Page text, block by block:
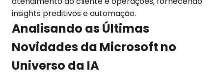
insights preditivos e automação.
Analisando as Últimas
Novidades da Microsoft no
Universo da IA